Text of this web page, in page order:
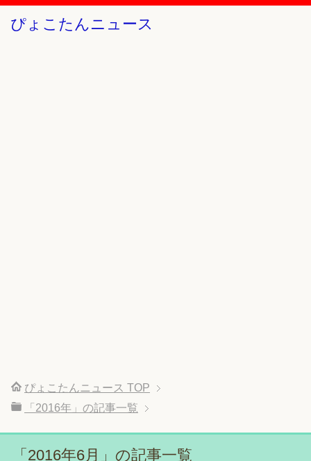
ぴょこたんニュース
ぴょこたんニュース TOP
「2016年」の記事一覧
「2016年6月」の記事一覧